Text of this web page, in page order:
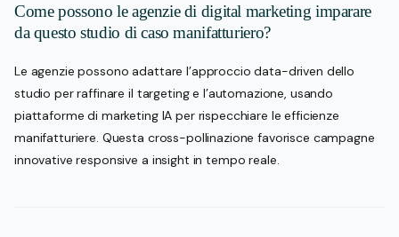
Come possono le agenzie di digital marketing imparare
da questo studio di caso manifatturiero?
Le agenzie possono adattare l’approccio data-driven dello
studio per raffinare il targeting e l’automazione, usando
piattaforme di marketing IA per rispecchiare le efficienze
manifatturiere. Questa cross-pollinazione favorisce campagne
innovative responsive a insight in tempo reale.